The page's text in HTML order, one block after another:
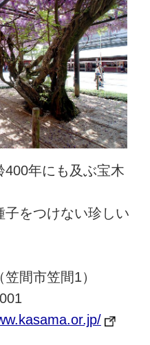
年にも及ぶ宝木
子をつけない珍しい
間市笠間1）